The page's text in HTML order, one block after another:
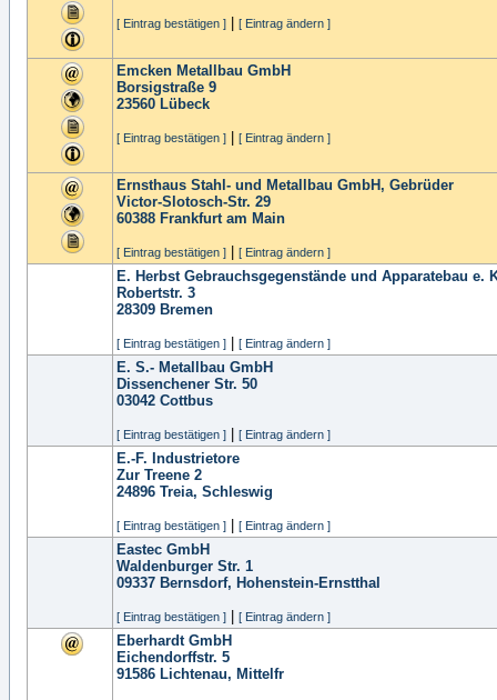
[ Eintrag bestätigen ] [ Eintrag ändern ]
Emcken Metallbau GmbH
Borsigstraße 9
23560 Lübeck
[ Eintrag bestätigen ] [ Eintrag ändern ]
Ernsthaus Stahl- und Metallbau GmbH, Gebrüder
Victor-Slotosch-Str. 29
60388 Frankfurt am Main
[ Eintrag bestätigen ] [ Eintrag ändern ]
E. Herbst Gebrauchsgegenstände und Apparatebau e.
Robertstr. 3
28309 Bremen
[ Eintrag bestätigen ] [ Eintrag ändern ]
E. S.- Metallbau GmbH
Dissenchener Str. 50
03042 Cottbus
[ Eintrag bestätigen ] [ Eintrag ändern ]
E.-F. Industrietore
Zur Treene 2
24896 Treia, Schleswig
[ Eintrag bestätigen ] [ Eintrag ändern ]
Eastec GmbH
Waldenburger Str. 1
09337 Bernsdorf, Hohenstein-Ernstthal
[ Eintrag bestätigen ] [ Eintrag ändern ]
Eberhardt GmbH
Eichendorffstr. 5
91586 Lichtenau, Mittelfr